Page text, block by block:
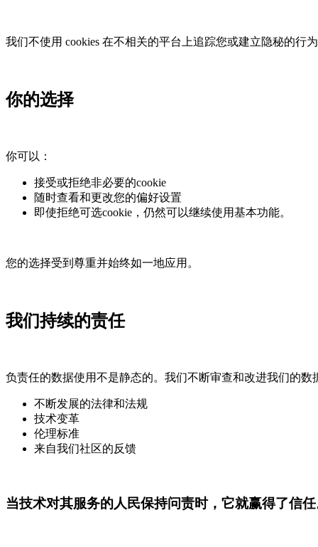
我们不使用 cookies 在不相关的平台上追踪您或建立隐秘的行
你的选择
你可以：
接受或拒绝非必要的cookie
随时查看和更改您的偏好设置
即使拒绝可选cookie，仍然可以继续使用基本功能。
您的选择受到尊重并始终如一地应用。
我们持续的责任
负责任的数据使用不是静态的。我们不断审查和改进我们的
不断发展的法律和法规
技术变革
伦理标准
来自我们社区的反馈
当技术对其服务的人民保持问责时，它就赢得了信